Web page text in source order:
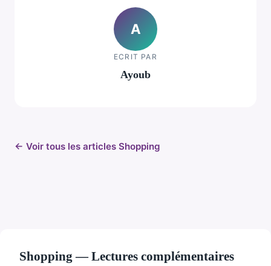
A
ECRIT PAR
Ayoub
← Voir tous les articles Shopping
Shopping — Lectures complémentaires